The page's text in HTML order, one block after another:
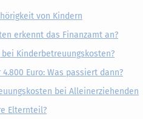
von Kindern
erkennt das Finanzamt an?
Kinderbetreuungskosten?
Euro: Was passiert dann?
bei Alleinerziehenden
Elternteil?